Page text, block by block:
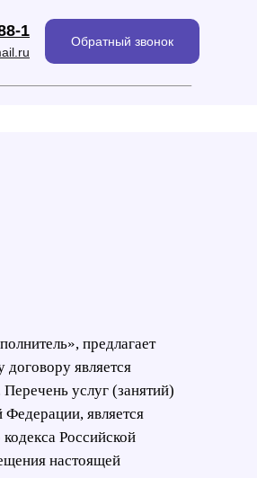
1
Обратный звонок
предлагает
является
услуг (занятий)
является
Российской
настоящей